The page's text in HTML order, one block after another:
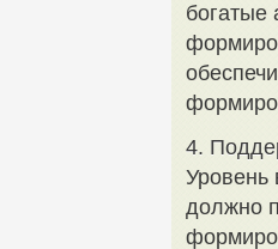
богатые
4.
Уровень
должно